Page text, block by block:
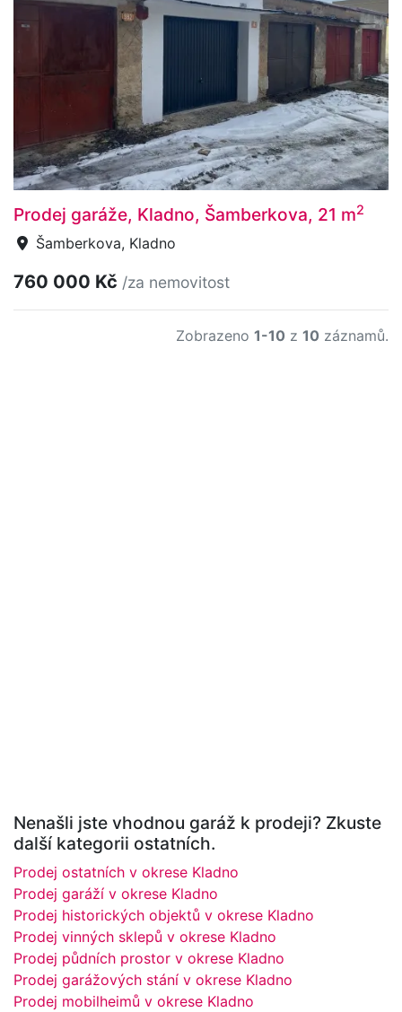
Prodej garáže, Kladno, Šamberkova, 21 m2
Šamberkova, Kladno
760 000 Kč /za nemovitost
Zobrazeno 1-10 z 10 záznamů.
Nenašli jste vhodnou garáž k prodeji? Zkuste
další kategorii ostatních.
Prodej ostatních v okrese Kladno
Prodej garáží v okrese Kladno
Prodej historických objektů v okrese Kladno
Prodej vinných sklepů v okrese Kladno
Prodej půdních prostor v okrese Kladno
Prodej garážových stání v okrese Kladno
Prodej mobilheimů v okrese Kladno